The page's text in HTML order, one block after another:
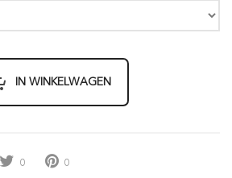
IN WINKELWAGEN
0 0